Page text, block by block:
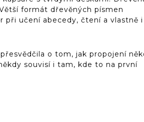
formát dřevěných písmen
při učení abecedy, čtení a vlastně i
o tom, jak propojení
souvisí i tam, kde to na první